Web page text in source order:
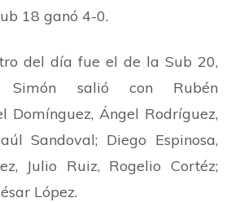
18 ganó 4-0.
del día fue el de la Sub 20,
Simón salió con Rubén
Domínguez, Ángel Rodríguez,
Sandoval; Diego Espinosa,
Julio Ruiz, Rogelio Cortéz;
López.